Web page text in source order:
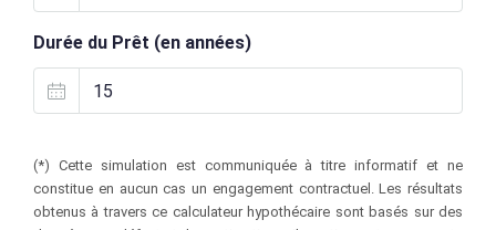
Durée du Prêt (en années)
(*) Cette simulation est communiquée à titre informatif et ne
constitue en aucun cas un engagement contractuel. Les résultats
obtenus à travers ce calculateur hypothécaire sont basés sur des